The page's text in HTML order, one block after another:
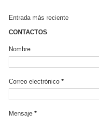
Entrada más reciente
CONTACTOS
Nombre
Correo electrónico *
Mensaje *